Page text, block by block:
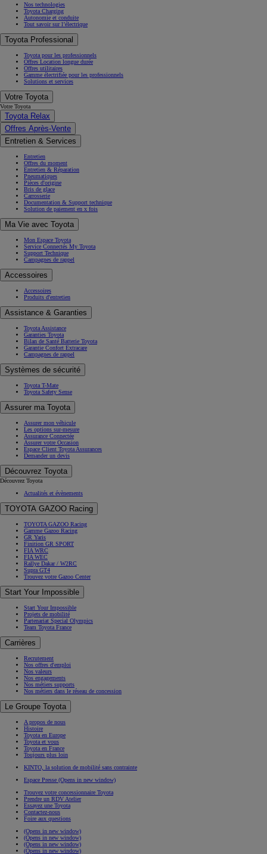
Nos technologies
Toyota Charging
Autonomie et conduite
Tout savoir sur l’électrique
Toyota Professional
Toyota pour les professionnels
Offres Location longue durée
Offres utilitaires
Gamme électrifiée pour les professionnels
Solutions et services
Votre Toyota
Votre Toyota
Toyota Relax
Offres Après-Vente
Entretien & Services
Entretien
Offres du moment
Entretien & Réparation
Pneumatiques
Pièces d'origine
Bris de glace
Carrosserie
Documentation & Support technique
Solution de paiement en x fois
Ma Vie avec Toyota
Mon Espace Toyota
Service Connectés My Toyota
Support Technique
Campagnes de rappel
Accessoires
Accessoires
Produits d'entretien
Assistance & Garanties
Toyota Assistance
Garanties Toyota
Bilan de Santé Batterie Toyota
Garantie Confort Extracare
Campagnes de rappel
Systèmes de sécurité
Toyota T-Mate
Toyota Safety Sense
Assurer ma Toyota
Assurer mon véhicule
Les options sur-mesure
Assurance Connectée
Assurer votre Occasion
Espace Client Toyota Assurances
Demander un devis
Découvrez Toyota
Découvrez Toyota
Actualités et évènements
TOYOTA GAZOO Racing
TOYOTA GAZOO Racing
Gamme Gazoo Racing
GR Yaris
Finition GR SPORT
FIA WRC
FIA WEC
Rallye Dakar / W2RC
Supra GT4
Trouvez votre Gazoo Center
Start Your Impossible
Start Your Impossible
Projets de mobilité
Partenariat Special Olympics
Team Toyota France
Carrières
Recrutement
Nos offres d'emploi
Nos valeurs
Nos engagements
Nos métiers supports
Nos métiers dans le réseau de concession
Le Groupe Toyota
A propos de nous
Histoire
Toyota en Europe
Toyota et vous
Toyota en France
Toujours plus loin
KINTO, la solution de mobilité sans contrainte
Espace Presse (Opens in new window)
Trouvez votre concessionnaire Toyota
Prendre un RDV Atelier
Essayez une Toyota
Contactez-nous
Foire aux questions
(Opens in new window)
(Opens in new window)
(Opens in new window)
(Opens in new window)